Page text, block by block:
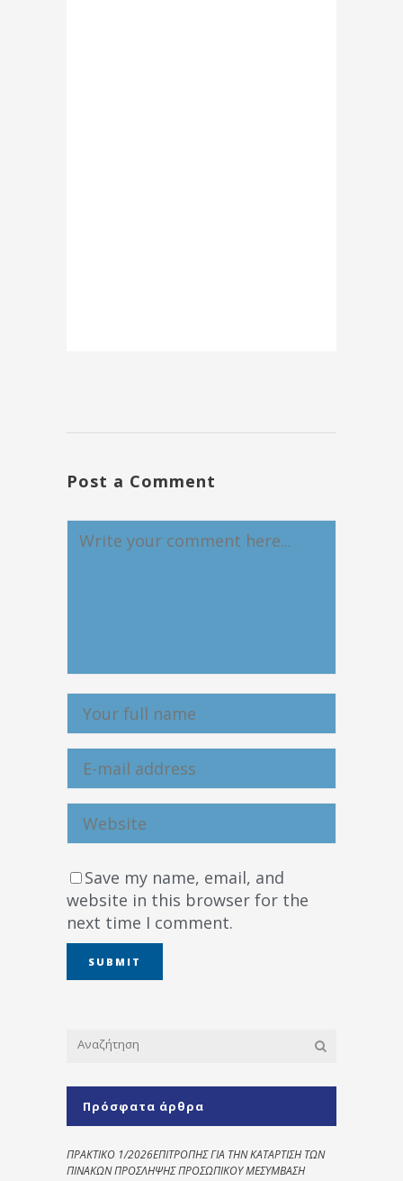
Post a Comment
Save my name, email, and
website in this browser for the
next time I comment.
Πρόσφατα άρθρα
ΠΡΑΚΤΙΚΟ 1/2026ΕΠΙΤΡΟΠΗΣ ΓΙΑ ΤΗΝ ΚΑΤΑΡΤΙΣΗ ΤΩΝ
ΠΙΝΑΚΩΝ ΠΡΟΣΛΗΨΗΣ ΠΡΟΣΩΠΙΚΟΥ ΜΕΣΥΜΒΑΣΗ